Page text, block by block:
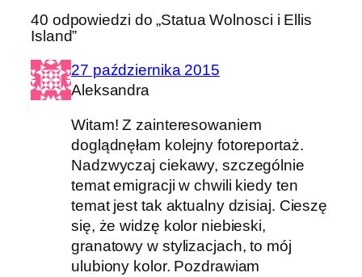
40 odpowiedzi do „Statua Wolnosci i Ellis
Island”
27 października 2015
Aleksandra
Witam! Z zainteresowaniem
doglądnęłam kolejny fotoreportaż.
Nadzwyczaj ciekawy, szczególnie
temat emigracji w chwili kiedy ten
temat jest tak aktualny dzisiaj. Cieszę
się, że widzę kolor niebieski,
granatowy w stylizacjach, to mój
ulubiony kolor. Pozdrawiam